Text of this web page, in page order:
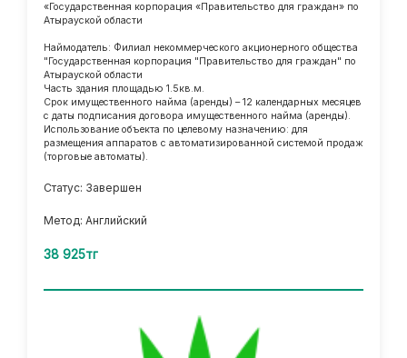
«Государственная корпорация «Правительство для граждан» по
Атырауской области
Наймодатель: Филиал некоммерческого акционерного общества
"Государственная корпорация "Правительство для граждан" по
Атырауской области
Часть здания площадью 1.5кв.м.
Срок имущественного найма (аренды) – 12 календарных месяцев
с даты подписания договора имущественного найма (аренды).
Использование объекта по целевому назначению: для
размещения аппаратов с автоматизированной системой продаж
(торговые автоматы).
Статус: Завершен
Метод: Английский
38 925тг